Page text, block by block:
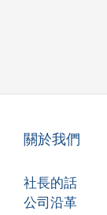
關於我們
社長的話
公司沿革